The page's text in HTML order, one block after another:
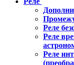
Реле
Реле
Реле